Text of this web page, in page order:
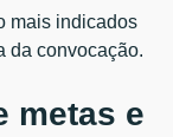
mais indicados
da convocação.
metas e